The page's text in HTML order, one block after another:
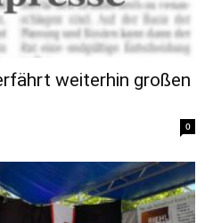
weiterhin großen
0